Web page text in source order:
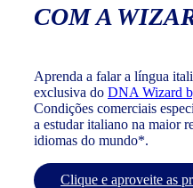
COM A
Aprenda a falar a língua
exclusiva do DNA Wizard
Condições comerciais
a estudar italiano na maior
idiomas do mundo*.
Clique e aproveite as